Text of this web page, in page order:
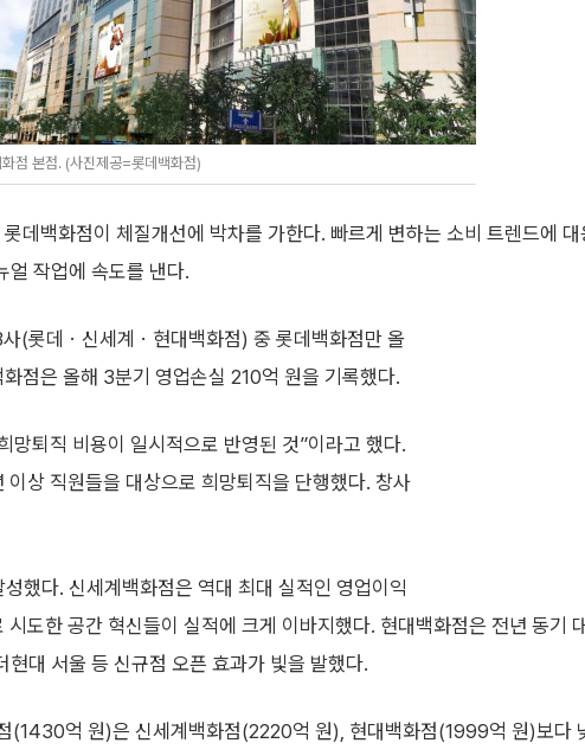
점 본점. (사진제공=롯데백화점)
데백화점이 체질개선에 박차를 가한다. 빠르게 변하는 소비 트렌드에 대
얼 작업에 속도를 낸다.
(롯데ㆍ신세계ㆍ현대백화점) 중 롯데백화점만 올
점은 올해 3분기 영업손실 210억 원을 기록했다.
망퇴직 비용이 일시적으로 반영된 것”이라고 했다.
상 직원들을 대상으로 희망퇴직을 단행했다. 창사
했다. 신세계백화점은 역대 최대 실적인 영업이익
도한 공간 혁신들이 실적에 크게 이바지했다. 현대백화점은 전년 동기
대 서울 등 신규점 오픈 효과가 빛을 발했다.
(1430억 원)은 신세계백화점(2220억 원), 현대백화점(1999억 원)보다